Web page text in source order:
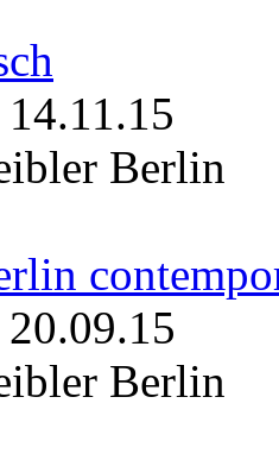
14.11.15
Berlin
20.09.15
Berlin